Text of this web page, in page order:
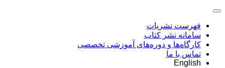
فهرست نشریات
سامانه نشر کتاب
کارگاه‌ها و دوره‌های آموزشی تخصصی
تماس با ما
English